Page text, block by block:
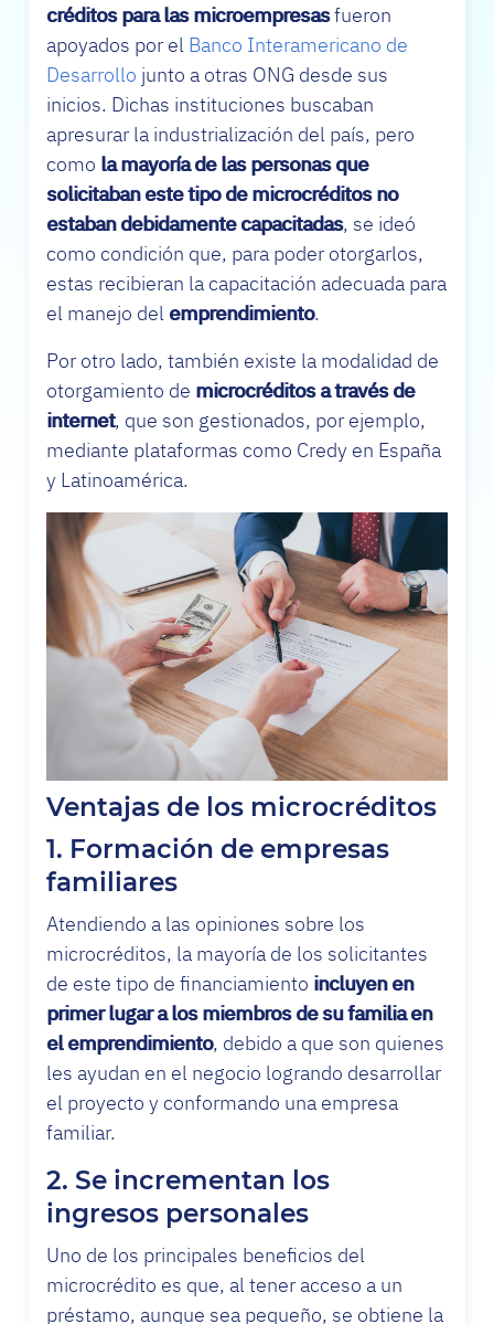
créditos para las microempresasfueron
apoyados por el Banco Interamericano de
Desarrollo junto a otras ONG desde sus
inicios. Dichas instituciones buscaban
apresurar la industrialización del país, pero
como la mayoría de las personas que
solicitaban este tipo de microcréditos no
estaban debidamente capacitadas, se ideó
como condición que, para poder otorgarlos,
estas recibieran la capacitación adecuada para
el manejo del emprendimiento.
Por otro lado, también existe la modalidad de
otorgamiento de microcréditos a través de
internet, que son gestionados, por ejemplo,
mediante plataformas como Credy en España
y Latinoamérica.
Ventajas de los microcréditos
1. Formación de empresas
familiares
Atendiendo a las opiniones sobre los
microcréditos, la mayoría de los solicitantes
de este tipo de financiamiento incluyen en
primer lugar a los miembros de su familia en
el emprendimiento, debido a que son quienes
les ayudan en el negocio logrando desarrollar
el proyecto y conformando una empresa
familiar.
2. Se incrementan los
ingresos personales
Uno de los principales beneficios del
microcrédito es que, al tener acceso a un
préstamo, aunque sea pequeño, se obtiene la